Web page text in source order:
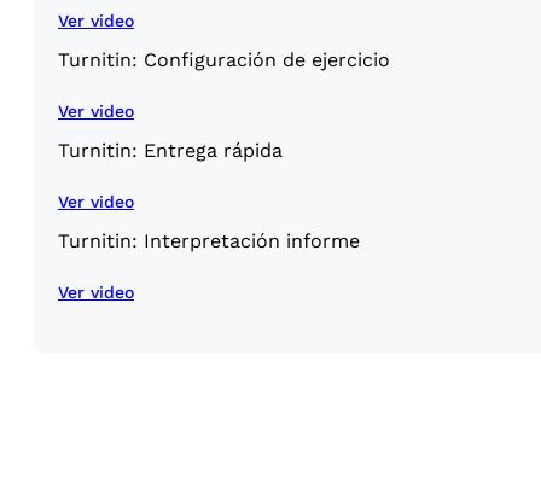
Ver video
Turnitin: Configuración de ejercicio
Ver video
Turnitin: Entrega rápida
Ver video
Turnitin: Interpretación informe
Ver video